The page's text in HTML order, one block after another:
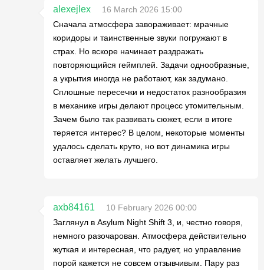
alexejlex
16 March 2026 15:00
Сначала атмосфера завораживает: мрачные
коридоры и таинственные звуки погружают в
страх. Но вскоре начинает раздражать
повторяющийся геймплей. Задачи однообразные,
а укрытия иногда не работают, как задумано.
Сплошные пересечки и недостаток разнообразия
в механике игры делают процесс утомительным.
Зачем было так развивать сюжет, если в итоге
теряется интерес? В целом, некоторые моменты
удалось сделать круто, но вот динамика игры
оставляет желать лучшего.
axb84161
10 February 2026 00:00
Заглянул в Asylum Night Shift 3, и, честно говоря,
немного разочарован. Атмосфера действительно
жуткая и интересная, что радует, но управление
порой кажется не совсем отзывчивым. Пару раз